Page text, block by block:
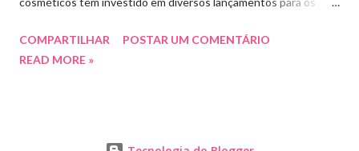
skincare tem buscado evitar os sinais de envelhecimento, antes
COMPARTILHAR
POSTAR UM COMENTÁRIO
READ MORE »